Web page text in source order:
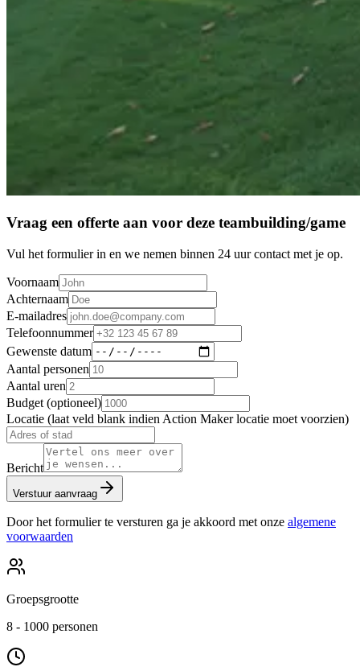
Vraag een offerte aan voor deze teambuilding/game
Vul het formulier in en we nemen binnen 24 uur contact met je op.
Voornaam
Achternaam
E-mailadres
Telefoonnummer
Gewenste datum
Aantal personen
Aantal uren
Budget (optioneel)
Locatie (laat veld blank indien Action Maker locatie moet voorzien)
Bericht
Verstuur aanvraag
Door het formulier te versturen ga je akkoord met onze algemene
voorwaarden
Groepsgrootte
8 - 1000 personen